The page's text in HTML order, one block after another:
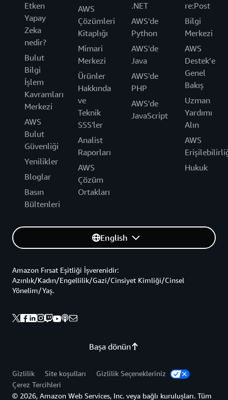
Etken
Yapay
Zeka
nedir?
Bulut
Bilgi
İşlem
Kavramları
Merkezi
AWS
Bulut
Güvenliği
Yenilikler
Bloglar
Basın
Bültenleri
AWS
Çözümleri
Kitaplığı
Mimari
Merkezi
Ürünler
Hakkında
ve
Teknik
SSS'ler
Analist
Raporları
AWS
Çözüm
Ortakları
.NET
AWS'de
Python
AWS'de
Java
AWS'de
PHP
AWS'de
JavaScript
re:Post
Bilgi
Merkezi
AWS
Destek’e
Genel
Bakış
Uzman
Yardımı
Alın
AWS
Hukuk
English
Başa dönün
Amazon Fırsat Eşitliği İşverenidir:
Azınlık/Kadın/Engellilik/Gazi/Cinsiyet Kimliği/Cinsel
Yönelim/Yaş.
Gizlilik Site koşulları
Gizlilik Seçenekleriniz
Çerez Tercihleri
© 2026, Amazon Web Services, Inc. veya bağlı kuruluşları. Tüm